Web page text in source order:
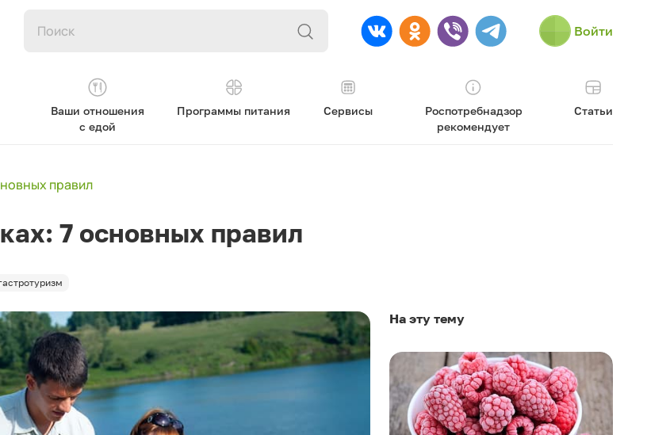
Войти
Ваши отношения
с едой
Программы питания Сервисы
Роспотребнадзор
рекомендует
Статьи
правил
7 основных правил
На эту тему